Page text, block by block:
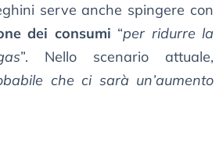
serve anche spingere con
dei consumi “per ridurre la
”. Nello scenario attuale,
che ci sarà un’aumento